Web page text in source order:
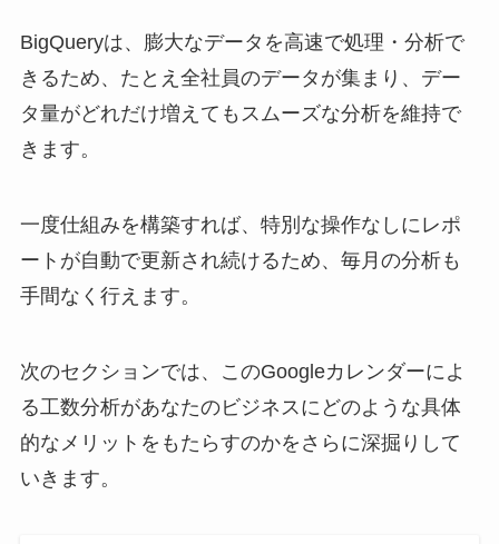
BigQueryは、膨大なデータを高速で処理・分析で
きるため、たとえ全社員のデータが集まり、デー
タ量がどれだけ増えてもスムーズな分析を維持で
きます。
一度仕組みを構築すれば、特別な操作なしにレポ
ートが自動で更新され続けるため、毎月の分析も
手間なく行えます。
次のセクションでは、このGoogleカレンダーによ
る工数分析があなたのビジネスにどのような具体
的なメリットをもたらすのかをさらに深掘りして
いきます。